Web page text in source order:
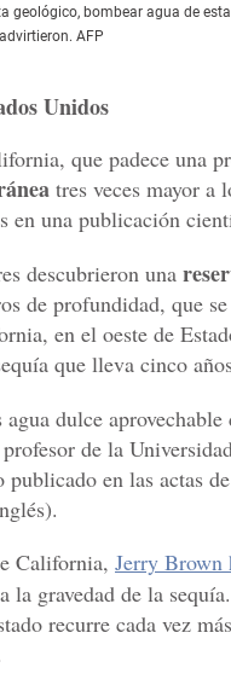
geológico, bombear agua de
AFP
Unidos
que padece una
tres veces mayor a
en una publicación
descubrieron una
de profundidad, que
en el oeste de
que lleva cinco
dulce
de la
publicado en las actas
California, Jerry Brown
la gravedad de la
recurre cada vez